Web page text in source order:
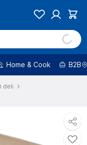
Home & Cook B2B
deli